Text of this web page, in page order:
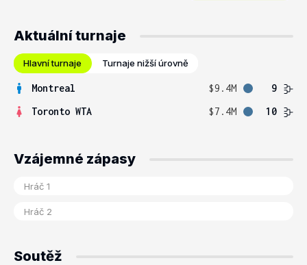
Aktuální turnaje
Hlavní turnaje Turnaje nižší úrovně
Montreal $9.4M
9
Toronto WTA
$7.4M 10
Vzájemné zápasy
Soutěž